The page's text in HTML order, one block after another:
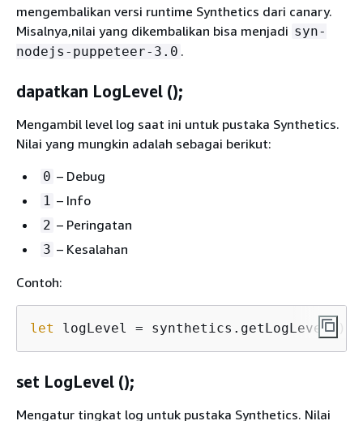
mengembalikan versi runtime Synthetics dari canary.
Misalnya,nilai yang dikembalikan bisa menjadi syn-
nodejs-puppeteer-3.0 .
dapatkan LogLevel ();
Mengambil level log saat ini untuk pustaka Synthetics.
Nilai yang mungkin adalah sebagai berikut:
0 – Debug
1 – Info
2 – Peringatan
3 – Kesalahan
Contoh:
let logLevel = synthetics.getLogLevel();
set LogLevel ();
Mengatur tingkat log untuk pustaka Synthetics. Nilai